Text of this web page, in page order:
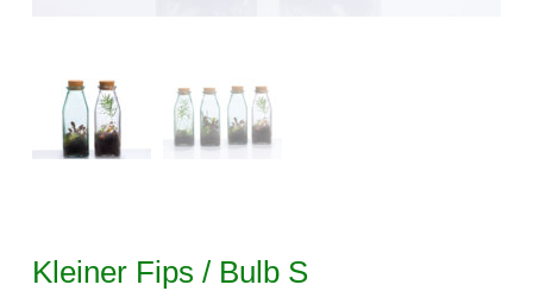
Kleiner Fips / Bulb S